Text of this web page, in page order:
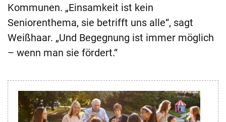
Kommunen. „Einsamkeit ist kein
Seniorenthema, sie betrifft uns alle“, sagt
Weißhaar. „Und Begegnung ist immer möglich
– wenn man sie fördert.“